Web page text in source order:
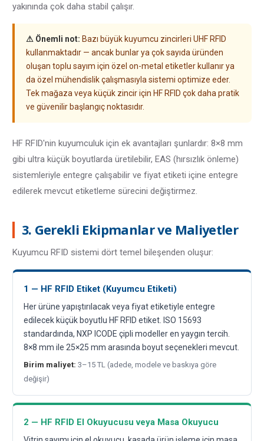
yakınında çok daha stabil çalışır.
⚠ Önemli not: Bazı büyük kuyumcu zincirleri UHF RFID
kullanmaktadır — ancak bunlar ya çok sayıda üründen
oluşan toplu sayım için özel on-metal etiketler kullanır ya
da özel mühendislik çalışmasıyla sistemi optimize eder.
Tek mağaza veya küçük zincir için HF RFID çok daha pratik
ve güvenilir başlangıç noktasıdır.
HF RFID'nin kuyumculuk için ek avantajları şunlardır: 8×8 mm
gibi ultra küçük boyutlarda üretilebilir, EAS (hırsızlık önleme)
sistemleriyle entegre çalışabilir ve fiyat etiketi içine entegre
edilerek mevcut etiketleme sürecini değiştirmez.
3. Gerekli Ekipmanlar ve Maliyetler
Kuyumcu RFID sistemi dört temel bileşenden oluşur:
1 — HF RFID Etiket (Kuyumcu Etiketi)
Her ürüne yapıştırılacak veya fiyat etiketiyle entegre
edilecek küçük boyutlu HF RFID etiket. ISO 15693
standardında, NXP ICODE çipli modeller en yaygın tercih.
8×8 mm ile 25×25 mm arasında boyut seçenekleri mevcut.
Birim maliyet: 3–15 TL (adede, modele ve baskıya göre
değişir)
2 — HF RFID El Okuyucusu veya Masa Okuyucu